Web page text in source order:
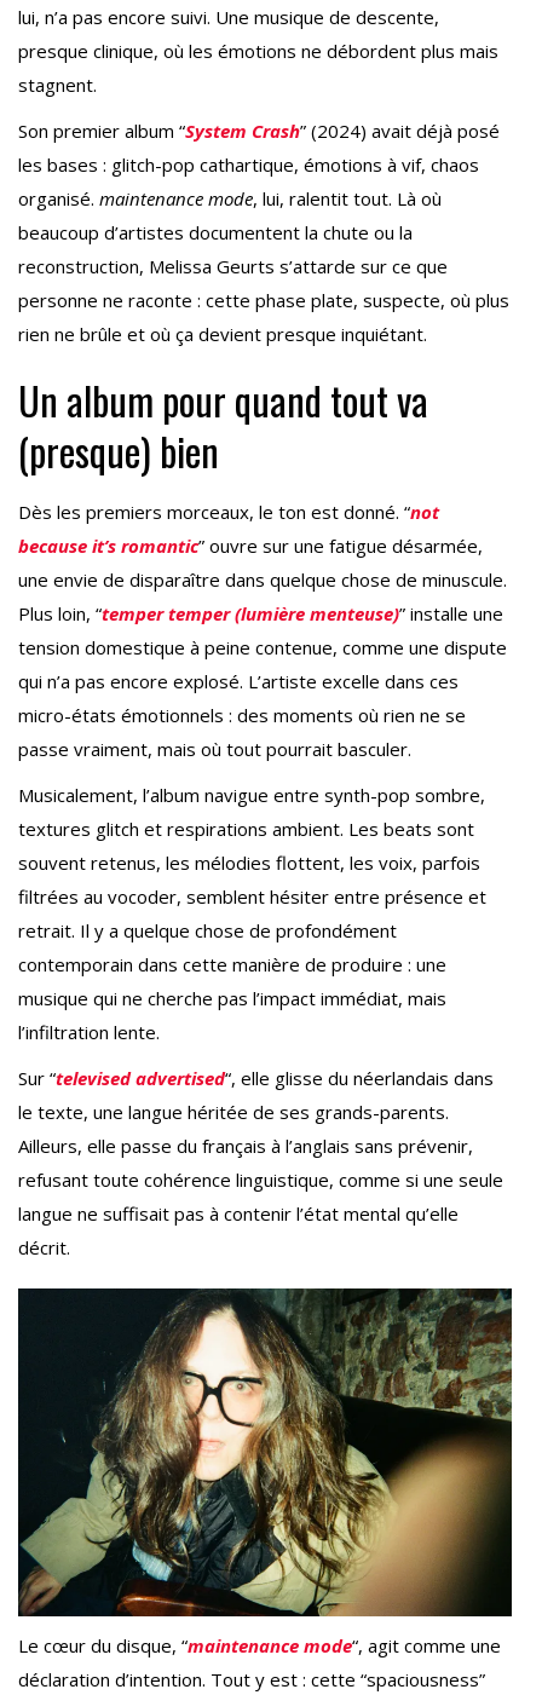
lui, n’a pas encore suivi. Une musique de descente,
presque clinique, où les émotions ne débordent plus mais
stagnent.
Son premier album “System Crash” (2024) avait déjà posé
les bases : glitch-pop cathartique, émotions à vif, chaos
organisé. maintenance mode, lui, ralentit tout. Là où
beaucoup d’artistes documentent la chute ou la
reconstruction, Melissa Geurts s’attarde sur ce que
personne ne raconte : cette phase plate, suspecte, où plus
rien ne brûle et où ça devient presque inquiétant.
Un album pour quand tout va
(presque) bien
Dès les premiers morceaux, le ton est donné. “not
because it’s romantic” ouvre sur une fatigue désarmée,
une envie de disparaître dans quelque chose de minuscule.
Plus loin, “temper temper (lumière menteuse)” installe une
tension domestique à peine contenue, comme une dispute
qui n’a pas encore explosé. L’artiste excelle dans ces
micro-états émotionnels : des moments où rien ne se
passe vraiment, mais où tout pourrait basculer.
Musicalement, l’album navigue entre synth-pop sombre,
textures glitch et respirations ambient. Les beats sont
souvent retenus, les mélodies flottent, les voix, parfois
filtrées au vocoder, semblent hésiter entre présence et
retrait. Il y a quelque chose de profondément
contemporain dans cette manière de produire : une
musique qui ne cherche pas l’impact immédiat, mais
l’infiltration lente.
Sur “televised advertised“, elle glisse du néerlandais dans
le texte, une langue héritée de ses grands-parents.
Ailleurs, elle passe du français à l’anglais sans prévenir,
refusant toute cohérence linguistique, comme si une seule
langue ne suffisait pas à contenir l’état mental qu’elle
décrit.
Le cœur du disque, “maintenance mode“, agit comme une
déclaration d’intention. Tout y est : cette “spaciousness”